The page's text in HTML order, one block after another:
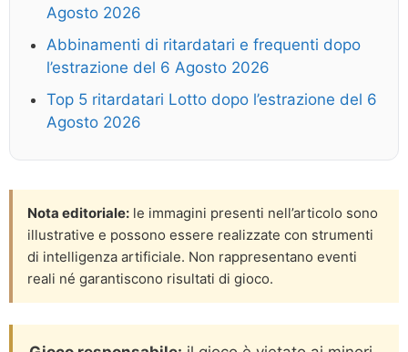
Agosto 2026
Abbinamenti di ritardatari e frequenti dopo
l’estrazione del 6 Agosto 2026
Top 5 ritardatari Lotto dopo l’estrazione del 6
Agosto 2026
Nota editoriale: le immagini presenti nell’articolo sono
illustrative e possono essere realizzate con strumenti
di intelligenza artificiale. Non rappresentano eventi
reali né garantiscono risultati di gioco.